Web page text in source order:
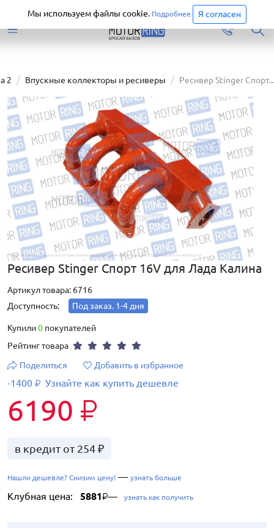
Перейти
2 Впускные коллекторы и ресиверы Ресивер Stinger Спорт...
Ресивер Stinger Спорт 16V для Лада Калина
Артикул товара: 6716
Доступность:
Под заказ. 1-4 дня
Купили0 покупателей
Рейтинг товара
Поделиться
Добавить в избранное
-1400 ₽ Узнайте как купить дешевле
6190 ₽
в кредит от 254 ₽
Нашли дешевле? Снизим цену! — узнать больше
Клубная цена: 5881₽— узнать как получить
Мы используем файлы cookie. Подробнее Я согласен